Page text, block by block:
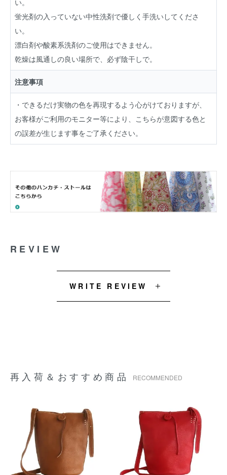
蛍光剤の入っていない中性洗剤で優しく手洗いしてくださ
い。
漂白剤や酸素系洗剤のご使用はできません。
乾燥は風通しの良い場所で、必ず陰干しで。
注意事項
・できるだけ実物の色を再現するよう心がけておりますが、
お客様がご利用のモニター等により、こちらが意図する色と
の誤差が生じます事をご了承ください。
REVIEW
WRITE REVIEW
再入荷＆おすすめ商品 RECOMMENDED